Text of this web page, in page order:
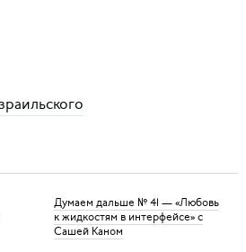
Думаем дальше № 41 — «Любовь
к жидкостям в интерфейсе» c
Сашей Каном